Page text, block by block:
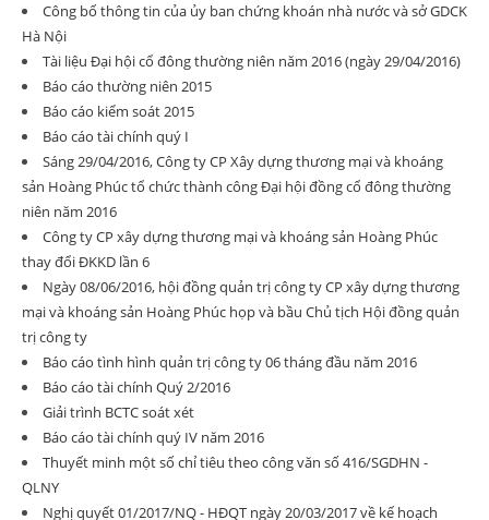
Công bố thông tin của ủy ban chứng khoán nhà nước và sở GDCK
Hà Nội
Tài liệu Đại hội cổ đông thường niên năm 2016 (ngày 29/04/2016)
Báo cáo thường niên 2015
Báo cáo kiểm soát 2015
Báo cáo tài chính quý I
Sáng 29/04/2016, Công ty CP Xây dựng thương mại và khoáng
sản Hoàng Phúc tổ chức thành công Đại hội đồng cổ đông thường
niên năm 2016
Công ty CP xây dựng thương mại và khoáng sản Hoàng Phúc
thay đổi ĐKKD lần 6
Ngày 08/06/2016, hội đồng quản trị công ty CP xây dựng thương
mại và khoáng sản Hoàng Phúc họp và bầu Chủ tịch Hội đồng quản
trị công ty
Báo cáo tình hình quản trị công ty 06 tháng đầu năm 2016
Báo cáo tài chính Quý 2/2016
Giải trình BCTC soát xét
Báo cáo tài chính quý IV năm 2016
Thuyết minh một số chỉ tiêu theo công văn số 416/SGDHN -
QLNY
Nghị quyết 01/2017/NQ - HĐQT ngày 20/03/2017 về kế hoạch